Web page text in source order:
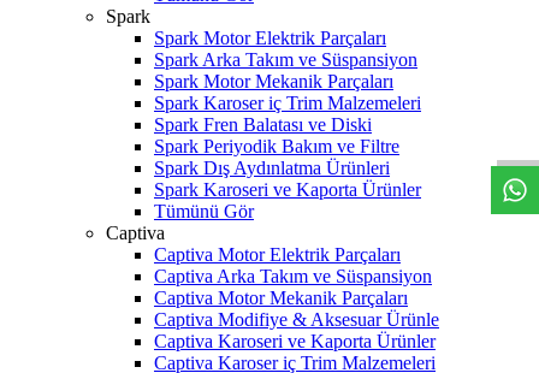
Spark
Spark Motor Elektrik Parçaları
Spark Arka Takım ve Süspansiyon
Spark Motor Mekanik Parçaları
Spark Karoser iç Trim Malzemeleri
Spark Fren Balatası ve Diski
Spark Periyodik Bakım ve Filtre
Spark Dış Aydınlatma Ürünleri
Spark Karoseri ve Kaporta Ürünler
Tümünü Gör
Captiva
Captiva Motor Elektrik Parçaları
Captiva Arka Takım ve Süspansiyon
Captiva Motor Mekanik Parçaları
Captiva Modifiye & Aksesuar Ürünle
Captiva Karoseri ve Kaporta Ürünler
Captiva Karoser iç Trim Malzemeleri